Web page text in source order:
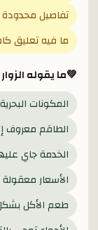
تفاصيل محدودة
ما فيه تعليق
💚ما يقوله الزوار
المكونات
الطاقم معروف
الخدمة جاي
الأسعار
طعم الأكل